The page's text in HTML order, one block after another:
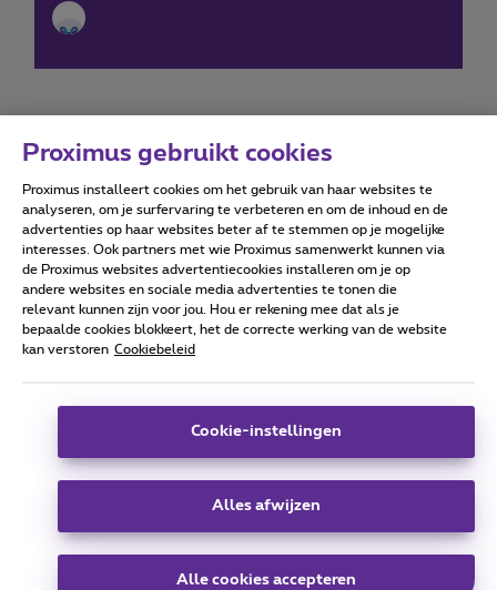
Forumvoorwaarden Accessibility statement
Alle rechten voorbehouden. © Proximus
Algemene voorwaarden, consumenteninfo
Deze website is gecreëerd en wordt beheerd conform het
Koning Albert II-laan 27 - B-1030 Brussel.
Carrier & Wholesale Solutions
Telindus
Proximus gebruikt cookies
Proximus installeert cookies om het gebruik van haar websites te
analyseren, om je surfervaring te verbeteren en om de inhoud en de
advertenties op haar websites beter af te stemmen op je mogelijke
interesses. Ook partners met wie Proximus samenwerkt kunnen via
de Proximus websites advertentiecookies installeren om je op
andere websites en sociale media advertenties te tonen die
relevant kunnen zijn voor jou. Hou er rekening mee dat als je
bepaalde cookies blokkeert, het de correcte werking van de website
kan verstoren Cookiebeleid
Cookie-instellingen
Alles afwijzen
Alle cookies accepteren